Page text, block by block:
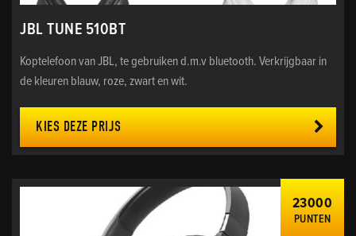
JBL TUNE 510BT
Koptelefoon van JBL, te gebruiken d.m.v bluetooth. Verkrijgbaar in
de kleuren blauw, roze, zwart en wit.
KIES DEZE PRIJS
23000
PUNTEN